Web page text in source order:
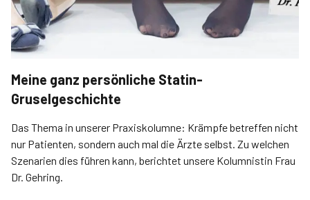
Meine ganz persönliche Statin-
Gruselgeschichte
Das Thema in unserer Praxiskolumne: Krämpfe betreffen nicht
nur Patienten, sondern auch mal die Ärzte selbst. Zu welchen
Szenarien dies führen kann, berichtet unsere Kolumnistin Frau
Dr. Gehring.